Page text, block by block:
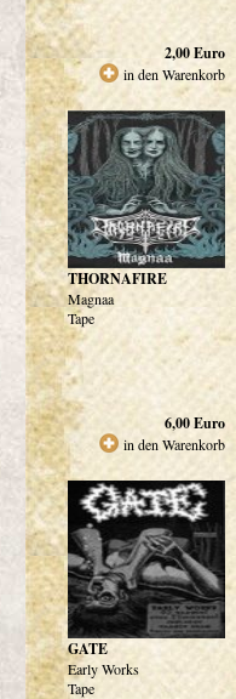
2,00Euro
in den Warenkorb
THORNAFIRE
Magnaa
Tape
6,00Euro
in den Warenkorb
GATE
Early Works
Tape